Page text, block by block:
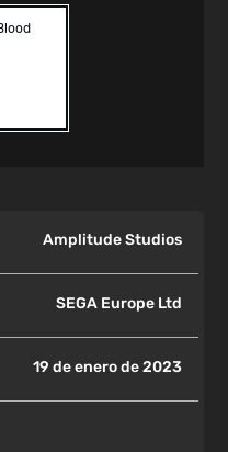
Amplitude Studios
SEGA Europe Ltd
19 de enero de 2023